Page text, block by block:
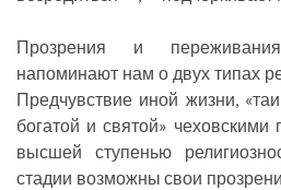
Прозрения и
напоминают нам о двух типах
Предчувствие иной жизни,
богатой и святой»
высшей ступенью
стадии возможны свои